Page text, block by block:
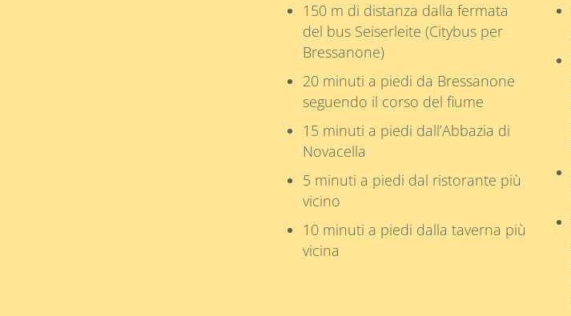
150 m di distanza dalla fermata
del bus Seiserleite (Citybus per
Bressanone)
20 minuti a piedi da Bressanone
seguendo il corso del fiume
15 minuti a piedi dall’Abbazia di
Novacella
5 minuti a piedi dal ristorante più
vicino
10 minuti a piedi dalla taverna più
vicina